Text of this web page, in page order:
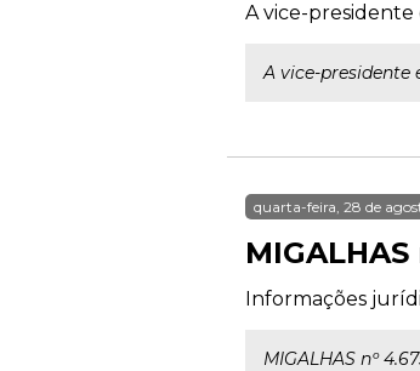
A vice-presidente
A vice-presidente
quarta-feira, 28 de
MIGALHAS
Informações
MIGALHAS nº